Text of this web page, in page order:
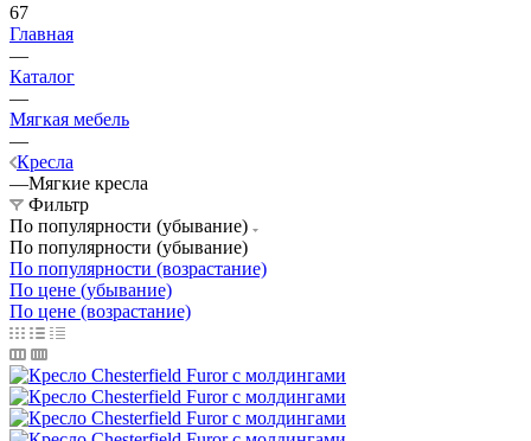
67
Главная
—
Каталог
—
Мягкая мебель
—
Кресла
—Мягкие кресла
Фильтр
По популярности (убывание)
По популярности (убывание)
По популярности (возрастание)
По цене (убывание)
По цене (возрастание)